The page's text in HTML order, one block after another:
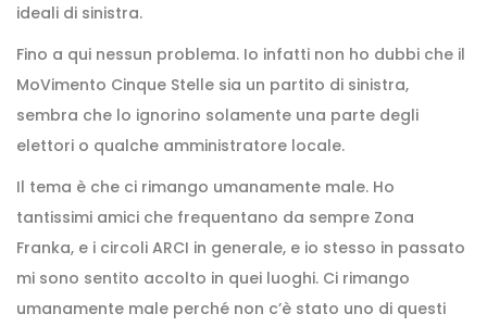
ideali di sinistra.
Fino a qui nessun problema. Io infatti non ho dubbi che il
MoVimento Cinque Stelle sia un partito di sinistra,
sembra che lo ignorino solamente una parte degli
elettori o qualche amministratore locale.
Il tema è che ci rimango umanamente male. Ho
tantissimi amici che frequentano da sempre Zona
Franka, e i circoli ARCI in generale, e io stesso in passato
mi sono sentito accolto in quei luoghi. Ci rimango
umanamente male perché non c’è stato uno di questi